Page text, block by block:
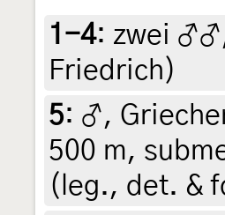
1-4: zwei
Friedrich)
5: ♂,
500 m,
(leg., det. &